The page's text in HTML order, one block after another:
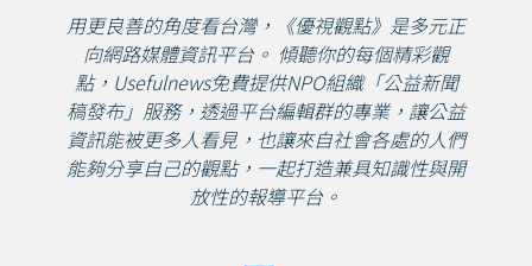
用更良善的角度看台灣，《優視觀點》是多元正
向網路媒體資訊平台。 傾聽你的每個精彩觀
點，Usefulnews免費提供NPO組織「公益新聞
稿發布」服務，透過平台編輯群的專業，讓公益
資訊能被更多人看見，也讓來自社會各處的人們
能夠分享自己的觀點，一起打造兼具知識性與開
放性的報導平台。